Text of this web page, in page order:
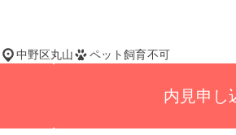
中野区丸山 ペット飼育不可
内見申し